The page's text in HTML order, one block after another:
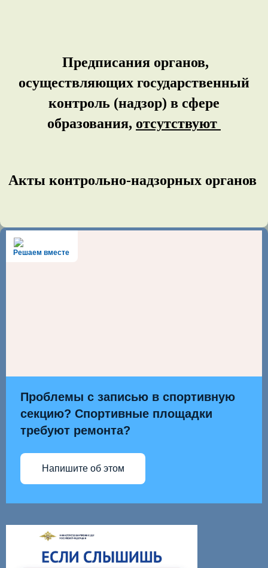
Предписания органов,
осуществляющих государственный
контроль (надзор) в сфере
образования, отсутствуют
Акты контрольно-надзорных органов
Решаем вместе
Проблемы с записью в спортивную
секцию? Спортивные площадки
требуют ремонта?
Напишите об этом